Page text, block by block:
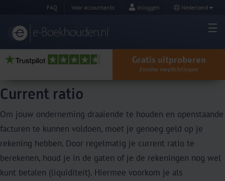
FAQ Voor accountants Inloggen Nederland
Gratis uitproberen
Zonder verplichtingen
Current ratio
Om jouw onderneming draaiende te houden en openstaande
facturen te kunnen voldoen, moet je genoeg geld op je
rekening hebben. Door regelmatig je current ratio te
berekenen, houd je in de gaten of je de rekeningen nog wel
kunt betalen (liquiditeit). Hiermee voorkom je als